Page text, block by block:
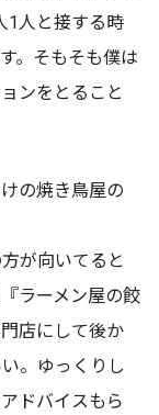
1人と接する時
。そもそも僕は
ンをとること
の焼き鳥屋の
が向いてると
ラーメン屋の餃
店にして後か
。ゆっくりし
ドバイスもら